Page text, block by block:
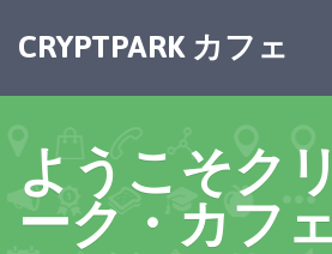
CRYPTPARK カフェ
ようこそク
ーク・カフ